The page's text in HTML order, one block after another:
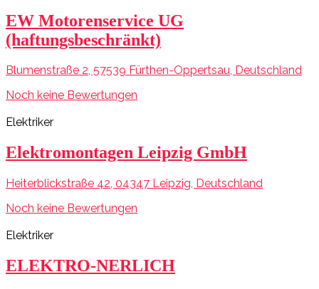
EW Motorenservice UG
(haftungsbeschränkt)
Blumenstraße 2, 57539 Fürthen-Oppertsau, Deutschland
Noch keine Bewertungen
Elektriker
Elektromontagen Leipzig GmbH
Heiterblickstraße 42, 04347 Leipzig, Deutschland
Noch keine Bewertungen
Elektriker
ELEKTRO-NERLICH